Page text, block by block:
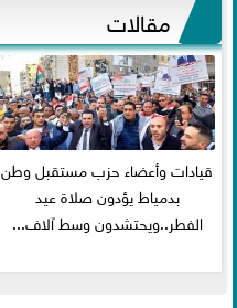
مقالات
قيادات وأعضاء حزب مستقبل وطن
بدمياط يؤدون صلاة عيد
الفطر..ويحتشدون وسط آلاف...